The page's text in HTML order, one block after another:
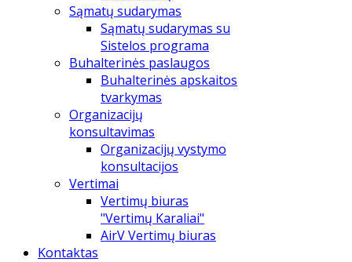
Sąmatų sudarymas
Sąmatų sudarymas su
Sistelos programa
Buhalterinės paslaugos
Buhalterinės apskaitos
tvarkymas
Organizacijų
konsultavimas
Organizacijų vystymo
konsultacijos
Vertimai
Vertimų biuras
"Vertimų Karaliai"
AirV Vertimų biuras
Kontaktas